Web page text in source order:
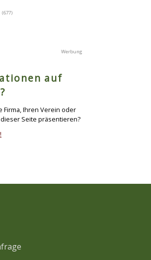
(677)
auf
Firma, Ihren Verein oder
Seite präsentieren?